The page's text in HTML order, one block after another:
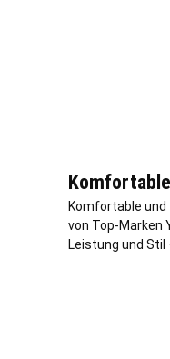
Komfortable und
von Top-Marken
Leistung und